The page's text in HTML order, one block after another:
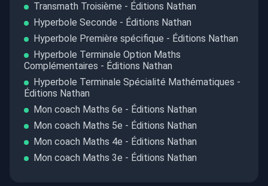
Transmath Troisième - Éditions Nathan
Hyperbole Seconde - Éditions Nathan
Hyperbole Première spécifique - Éditions Nathan
Hyperbole Terminale Option Maths
Complémentaires - Éditions Nathan
Hyperbole Terminale Spécialité Mathématiques -
Éditions Nathan
Mon coach Maths 6e - Éditions Nathan
Mon coach Maths 5e - Éditions Nathan
Mon coach Maths 4e - Éditions Nathan
Mon coach Maths 3e - Éditions Nathan